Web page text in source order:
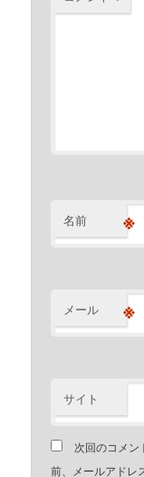
名前 ※
メール ※
サイト
次回のコメン
前、メールアドレ